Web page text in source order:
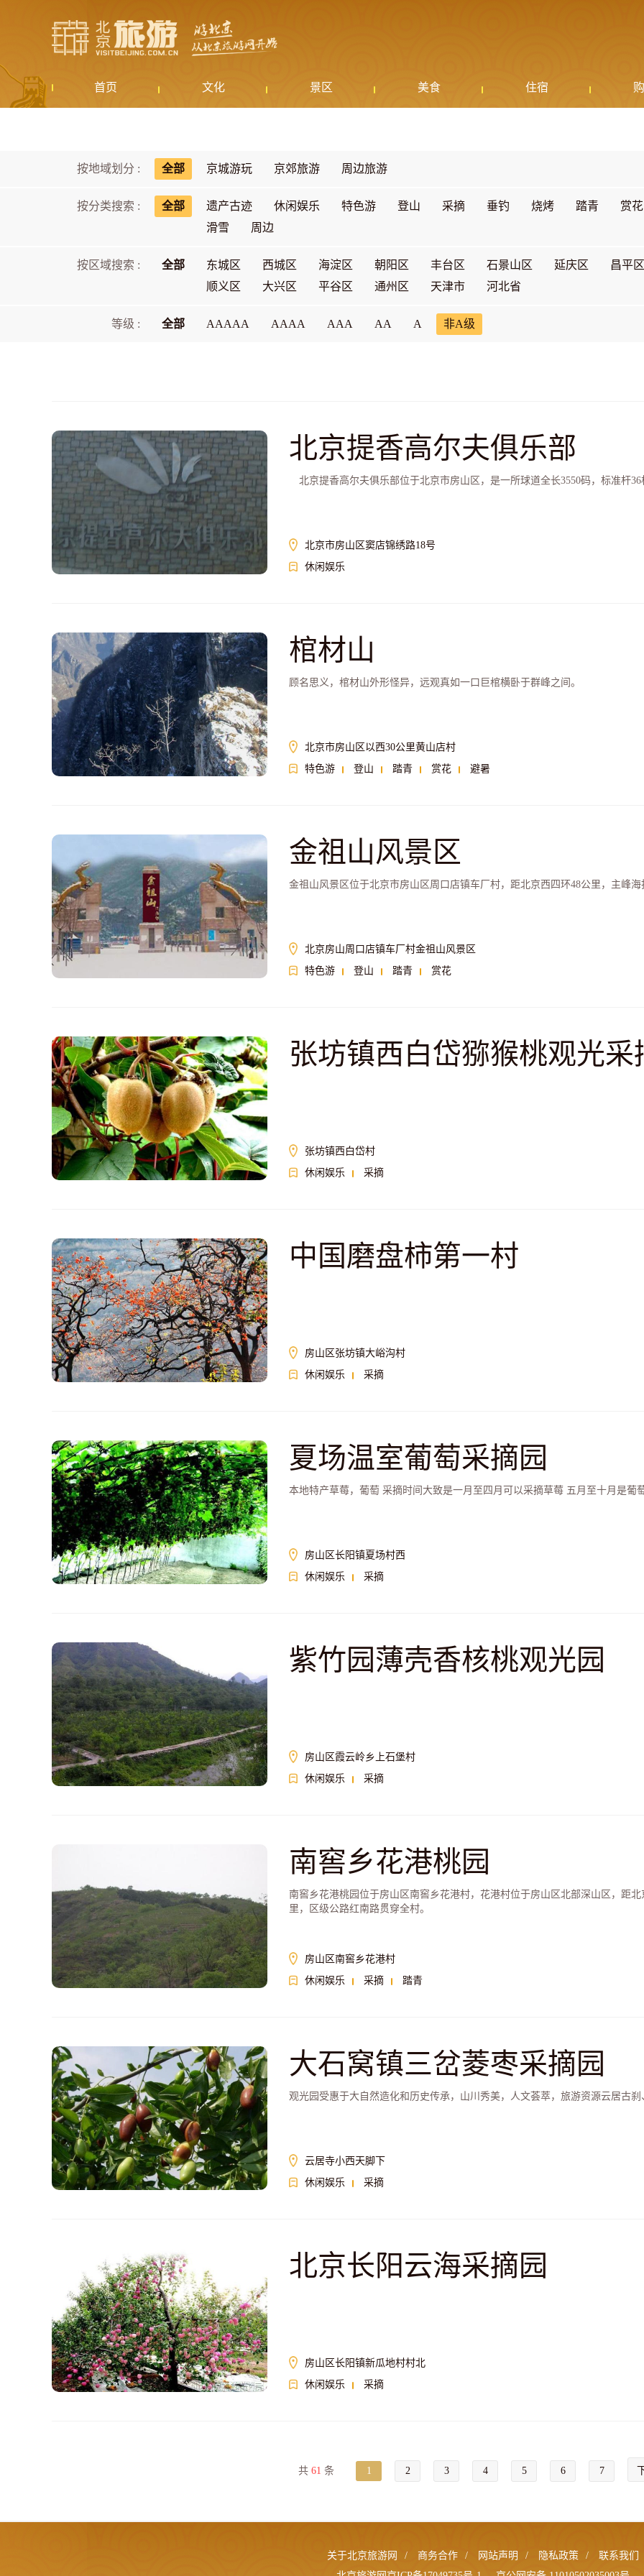
首页 文化 景区 美食 住宿
按地域划分 : 全部 京城游玩 京郊旅游 周边旅游
按分类搜索 : 全部 遗产古迹 休闲娱乐 特色游 登山 采摘 垂钓 烧烤 踏青
赏花
滑雪
周边
按区域搜索 : 全部 东城区 西城区 海淀区 朝阳区 丰台区 石景山区 延庆区
昌平区
顺义区
大兴区 平谷区 通州区 天津市 河北省
等级 : 全部 AAAAA AAAA AAA AA A 非A级
北京提香高尔夫俱乐部
北京提香高尔夫俱乐部位于北京市房山区，是一所球道全长3550码，标准杆
北京市房山区窦店锦绣路18号
休闲娱乐
棺材山
顾名思义，棺材山外形怪异，远观真如一口巨棺横卧于群峰之间。
北京市房山区以西30公里黄山店村
特色游
登山 踏青 赏花 避暑
金祖山风景区
金祖山风景区位于北京市房山区周口店镇车厂村，距北京西四环48公里，主峰海
北京房山周口店镇车厂村金祖山风景区
特色游
登山 踏青 赏花
张坊镇西白岱猕猴桃观光采
张坊镇西白岱村
休闲娱乐
采摘
中国磨盘柿第一村
房山区张坊镇大峪沟村
休闲娱乐
采摘
夏场温室葡萄采摘园
本地特产草莓，葡萄 采摘时间大致是一月至四月可以采摘草莓 五月至十月是葡
房山区长阳镇夏场村西
休闲娱乐
采摘
紫竹园薄壳香核桃观光园
房山区霞云岭乡上石堡村
休闲娱乐
采摘
南窖乡花港桃园
南窖乡花港桃园位于房山区南窖乡花港村，花港村位于房山区北部深山区，距
里，区级公路红南路贯穿全村。
房山区南窖乡花港村
休闲娱乐
采摘 踏青
大石窝镇三岔菱枣采摘园
观光园受惠于大自然造化和历史传承，山川秀美，人文荟萃，旅游资源云居古
云居寺小西天脚下
休闲娱乐
采摘
北京长阳云海采摘园
房山区长阳镇新瓜地村村北
休闲娱乐
采摘
共 61 条 1 2 3 4 5 6 7
关于北京旅游网 / 商务合作 / 网站声明 / 隐私政策 /
联系我们